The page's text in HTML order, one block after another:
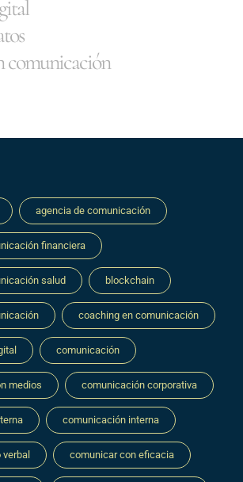
comunicación
agencia de comunicación
financiera
salud blockchain
coaching en comunicación
comunicación
medios comunicación corporativa
comunicación interna
verbal comunicar con eficacia